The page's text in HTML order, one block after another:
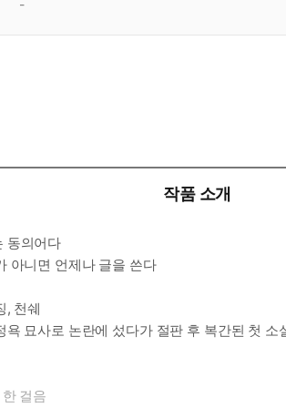
-
작품 소개
동의어다
아니면 언제나 글을 쓴다
, 천쉐
욕 묘사로 논란에 섰다가 절판 후 복간된 첫 소
걸음